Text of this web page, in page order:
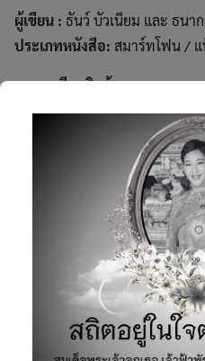
ผู้เขียน : ธันว์ บัวเนียม และ ธนา
ประเภทหนังสือ: สมาร์ทโฟน / แ
รายละเอียดสินค้า
ขนาด: 16.51*19.05 ซม.
จำนวนหน้า: 380 หน้า
พิมพ์ครั้งที่ 1: มีนาคม 2556
ลักษณะพิเศษ: พิมพ์ 4 สี
ระดับความยากง่าย: ผู้เริ่มต้นถึง
ผู้จัดจำหน่าย: บริษัท ซีเอ็ดยูเคชั่
บทที่ 01 รู้จักกับ Galaxy Note
บทที่ 02 เริ่มต้นใช้งาน Galaxy